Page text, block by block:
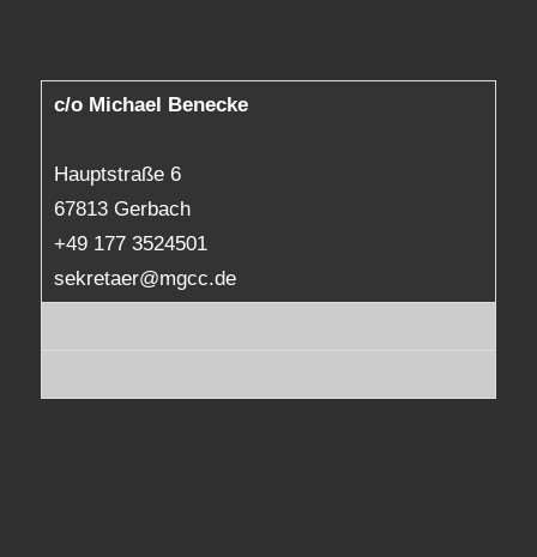
c/o Michael Benecke
Hauptstraße 6
67813 Gerbach
+49 177 3524501
sekretaer@mgcc.de